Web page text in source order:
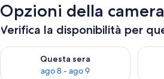
Opzioni della camera
Verifica la disponibilità per
Questa sera
ago 8 - ago 9
Verifica la disponibilità per questa